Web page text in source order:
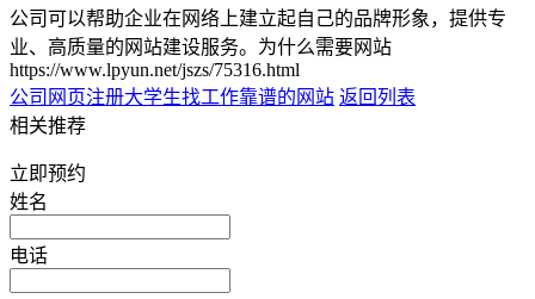
公司可以帮助企业在网络上建立起自己的品牌形象，提供专
业、高质量的网站建设服务。为什么需要网站
https://www.lpyun.net/jszs/75316.html
公司网页注册大学生找工作靠谱的网站 返回列表
相关推荐
立即预约
姓名
电话